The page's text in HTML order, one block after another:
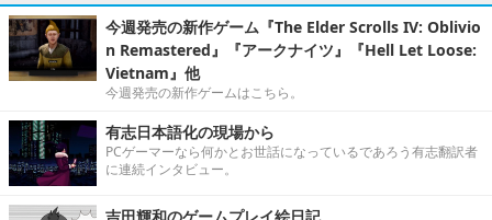
今週発売の新作ゲーム『The Elder Scrolls IV: Oblivio
n Remastered』『アークナイツ』『Hell Let Loose:
Vietnam』他
今週発売の新作ゲームはこちら。
有志日本語化の現場から
PCゲーマーなら何かとお世話になっているであろう有志翻訳者
に連続インタビュー。